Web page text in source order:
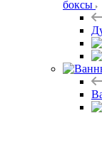
боксы